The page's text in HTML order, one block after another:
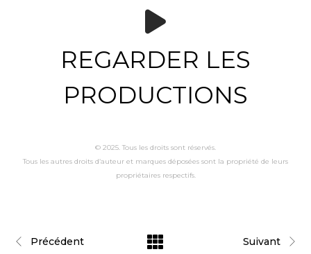
REGARDER LES
PRODUCTIONS
© 2025. Tous les droits sont réservés.
Tous les autres droits d’auteur et marques déposées sont la propriété de leurs
propriétaires respectifs.
Précédent Suivant